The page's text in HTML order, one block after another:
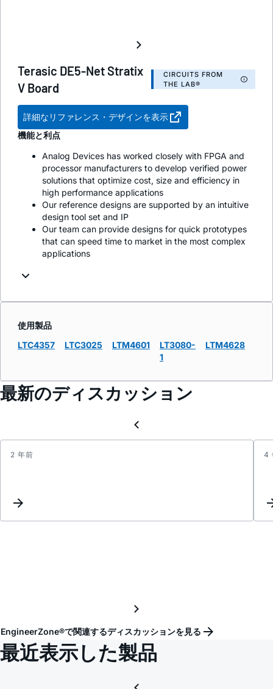
Terasic DE5-Net Stratix
V Board
CIRCUITS FROM
THE LAB®
詳細なリファレンス・デザインを表示
機能と利点
Analog Devices has worked closely with FPGA and
processor manufacturers to develop verified power
solutions that optimize cost, size and efficiency in
high performance applications
Our reference designs are supported by an intuitive
design tool set and IP
Our team can provide designs for quick prototypes
that can speed time to market in the most complex
applications
使用製品
LTC4357
LTC3025 LTM4601
LT3080-
1
LTM4628
最新のディスカッション
2 年前 4
EngineerZone®で関連するディスカッションを見る
最近表示した製品